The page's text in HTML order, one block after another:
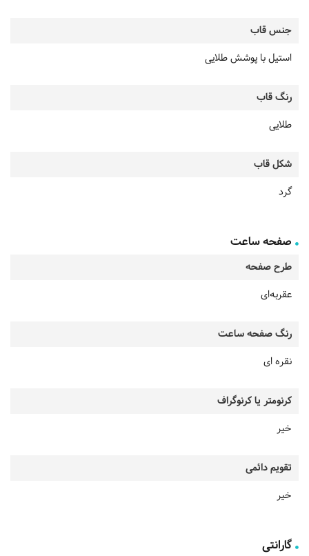
جنس قاب
استیل با پوشش طلایی
رنگ قاب
طلایی
شکل قاب
گرد
صفحه ساعت
طرح صفحه
عقربه‌ای
رنگ صفحه ساعت
نقره ای
کرنومتر یا کرنوگراف
خیر
تقویم دائمی
خیر
گارانتی